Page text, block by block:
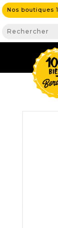
Nos boutiques